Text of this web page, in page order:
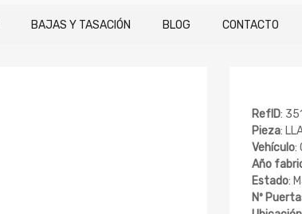
BAJAS Y TASACIÓN BLOG CONTACTO
RefID:
Pieza:
Vehículo:
Año
Estado:
Nº